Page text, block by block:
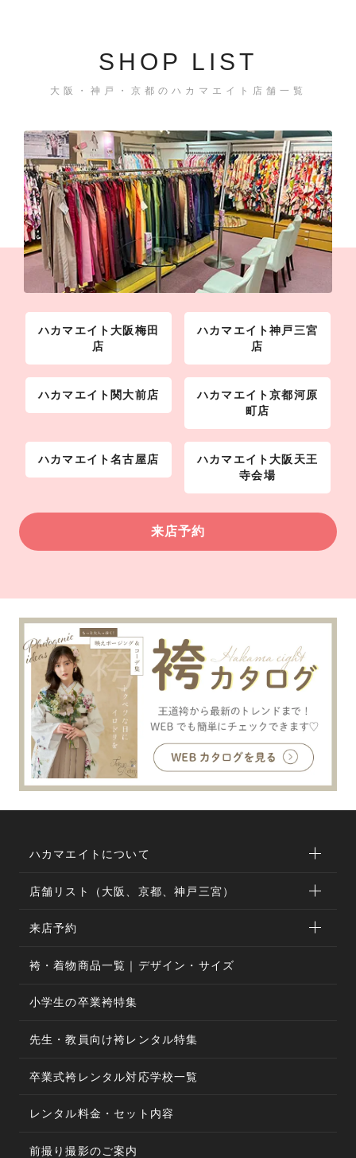
SHOP LIST
大阪・神戸・京都のハカマエイト店舗一覧
ハカマエイト大阪梅田
店
ハカマエイト神戸三宮
店
ハカマエイト関大前店
ハカマエイト京都河原
町店
ハカマエイト名古屋店
ハカマエイト大阪天王
寺会場
来店予約
ハカマエイトについて
店舗リスト（大阪、京都、神戸三宮）
来店予約
袴・着物商品一覧｜デザイン・サイズ
小学生の卒業袴特集
先生・教員向け袴レンタル特集
卒業式袴レンタル対応学校一覧
レンタル料金・セット内容
前撮り撮影のご案内